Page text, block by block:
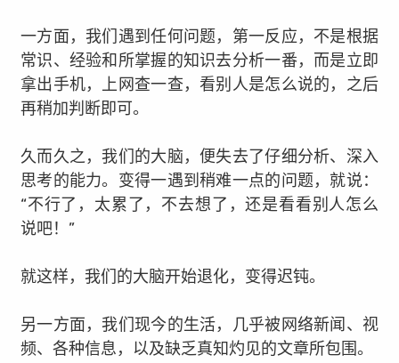
一方面，我们遇到任何问题，第一反应，不是根据
常识、经验和所掌握的知识去分析一番，而是立即
拿出手机，上网查一查，看别人是怎么说的，之后
再稍加判断即可。
久而久之，我们的大脑，便失去了仔细分析、深入
思考的能力。变得一遇到稍难一点的问题，就说：
“不行了，太累了，不去想了，还是看看别人怎么
说吧！”
就这样，我们的大脑开始退化，变得迟钝。
另一方面，我们现今的生活，几乎被网络新闻、视
频、各种信息，以及缺乏真知灼见的文章所包围。